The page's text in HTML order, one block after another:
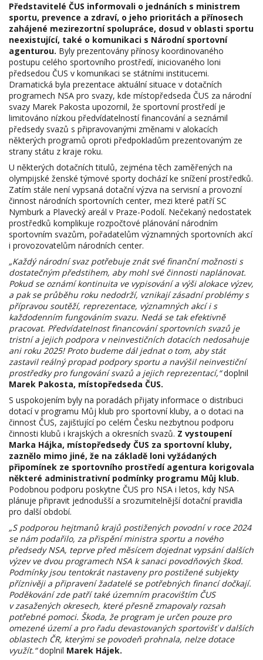
Představitelé ČUS informovali o jednáních s ministrem
sportu, prevence a zdraví, o jeho prioritách a přínosech
zahájené mezirezortní spolupráce, dosud v oblasti sportu
neexistující, také o komunikaci s Národní sportovní
agenturou. Byly prezentovány přínosy koordinovaného
postupu celého sportovního prostředí, iniciovaného loni
předsedou ČUS v komunikaci se státními institucemi.
Dramatická byla prezentace aktuální situace v dotačních
programech NSA pro svazy, kde místopředseda ČUS za národní
svazy Marek Pakosta upozornil, že sportovní prostředí je
limitováno nízkou předvídatelností financování a seznámil
předsedy svazů s připravovanými změnami v alokacích
některých programů oproti předpokladům prezentovaným ze
strany státu z kraje roku.
U některých dotačních titulů, zejména těch zaměřených na
olympijské ženské týmové sporty dochází ke snížení prostředků.
Zatím stále není vypsaná dotační výzva na servisní a provozní
činnost národních sportovních center, mezi které patří SC
Nymburk a Plavecký areál v Praze-Podolí. Nečekaný nedostatek
prostředků komplikuje rozpočtové plánování národním
sportovním svazům, pořadatelům významných sportovních akcí
i provozovatelům národních center.
„Každý národní svaz potřebuje znát své finanční možnosti s
dostatečným předstihem, aby mohl své činnosti naplánovat.
Pokud se oznámí kontinuita ve vypisování a výši alokace výzev,
a pak se průběhu roku nedodrží, vznikají zásadní problémy s
přípravou soutěží, reprezentace, významných akcí i s
každodenním fungováním svazu. Nedá se tak efektivně
pracovat. Předvídatelnost financování sportovních svazů je
tristní a jejich podpora v neinvestičních dotacích nedosahuje
ani roku 2025! Proto budeme dál jednat o tom, aby stát
zastavil reálný propad podpory sportu a navýšil neinvestiční
prostředky pro fungování svazů a jejich reprezentací,“doplnil
Marek Pakosta, místopředseda ČUS.
S uspokojením byly na poradách přijaty informace o distribuci
dotací v programu Můj klub pro sportovní kluby, a o dotaci na
činnost ČUS, zajišťující po celém Česku nezbytnou podporu
činnosti klubů i krajských a okresních svazů. Z vystoupení
Marka Hájka, místopředsedy ČUS za sportovní kluby,
zaznělo mimo jiné, že na základě loni vyžádaných
připomínek ze sportovního prostředí agentura korigovala
některé administrativní podmínky programu Můj klub.
Podobnou podporu poskytne ČUS pro NSA i letos, kdy NSA
plánuje připravit jednodušší a srozumitelnější dotační pravidla
pro další období.
„S podporou hejtmanů krajů postižených povodní v roce 2024
se nám podařilo, za přispění ministra sportu a nového
předsedy NSA, teprve před měsícem dojednat vypsání dalších
výzev ve dvou programech NSA k sanaci povodňových škod.
Podmínky jsou tentokrát nastaveny pro postižené subjekty
příznivěji a připravení žadatelé se potřebných financí dočkají.
Poděkování zde patří také územním pracovištím ČUS
v zasažených okresech, které přesně zmapovaly rozsah
potřebné pomoci. Škoda, že program je určen pouze pro
omezené území a pro řadu devastovaných sportovišť v dalších
oblastech ČR, kterými se povodeň prohnala, nelze dotace
využít.“doplnil Marek Hájek.